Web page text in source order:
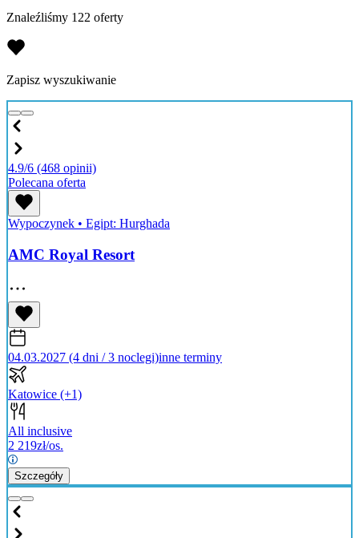
Znaleźliśmy 122 oferty
Zapisz wyszukiwanie
4.9/6 (468 opinii)
Polecana oferta
Wypoczynek • Egipt: Hurghada
AMC Royal Resort
04.03.2027 (4 dni / 3 noclegi)inne terminy
Katowice (+1)
All inclusive
2 219zł/os.
Szczegóły